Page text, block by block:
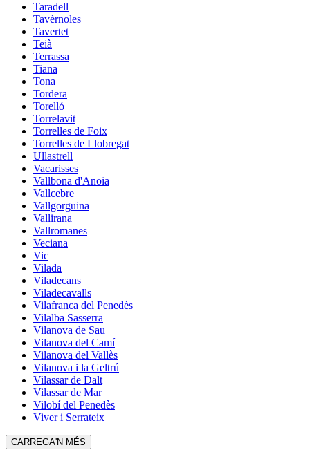
Taradell
Tavèrnoles
Tavertet
Teià
Terrassa
Tiana
Tona
Tordera
Torelló
Torrelavit
Torrelles de Foix
Torrelles de Llobregat
Ullastrell
Vacarisses
Vallbona d'Anoia
Vallcebre
Vallgorguina
Vallirana
Vallromanes
Veciana
Vic
Vilada
Viladecans
Viladecavalls
Vilafranca del Penedès
Vilalba Sasserra
Vilanova de Sau
Vilanova del Camí
Vilanova del Vallès
Vilanova i la Geltrú
Vilassar de Dalt
Vilassar de Mar
Vilobí del Penedès
Viver i Serrateix
CARREGA'N MÉS